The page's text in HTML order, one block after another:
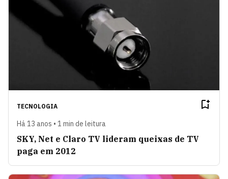
TECNOLOGIA
Há 13 anos • 1 min de leitura
SKY, Net e Claro TV lideram queixas de TV
paga em 2012